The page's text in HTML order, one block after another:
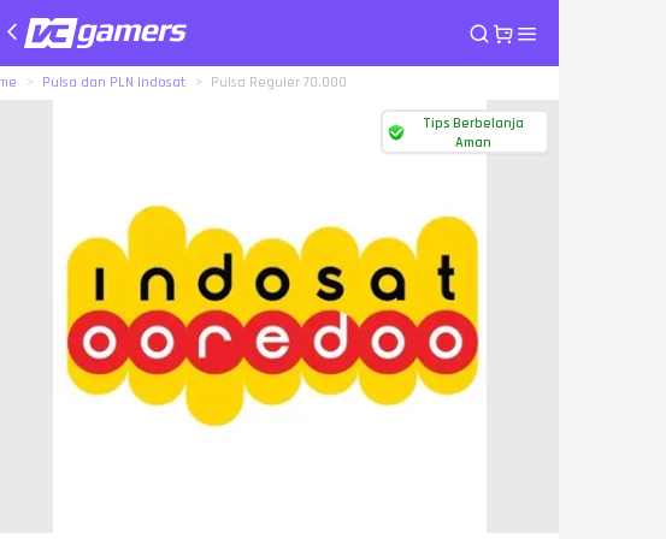
Pulsa dan PLN Indosat Pulsa Reguler 70.000
Tips Berbelanja
Aman